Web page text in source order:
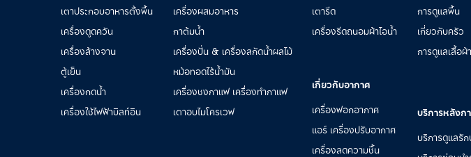
เตาประกอบอาหารตั้งพื้น
เครื่องดูดควัน
เครื่องล้างจาน
ตู้เย็น
เครื่องกดน้ำ
เครื่องใช้ไฟฟ้าบิลท์อิน​
เครื่องผสมอาหาร
กาต้มน้ำ
เครื่องปั่น & เครื่องสกัดน้ำผลไม้
หม้อทอดไร้น้ำมัน
เครื่องชงกาแฟ เครื่องทำกาแฟ
เตาอบไมโครเวฟ
เตารีด
เครื่องรีดถนอมผ้าไอน้ำ
เกี่ยวกับอากาศ
เครื่องฟอกอากาศ
แอร์ เครื่องปรับอากาศ
เครื่องลดความชื้น
การดูแลพื้น
เกี่ยวกับครัว
การดูแลเสื้อผ้า
บริการหลังก
บริการดูแลรั